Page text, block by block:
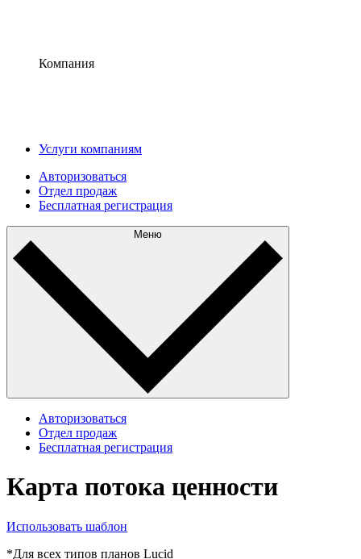
Компания
Услуги компаниям
Авторизоваться
Отдел продаж
Бесплатная регистрация
Меню
Авторизоваться
Отдел продаж
Бесплатная регистрация
Карта потока ценности
Использовать шаблон
*Для всех типов планов Lucid